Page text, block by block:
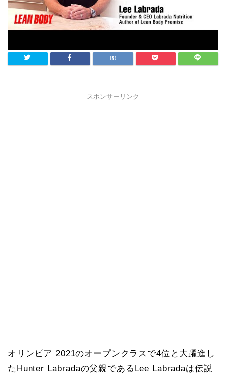
スポンサーリンク
オリンピア 2021のオープンクラスで4位と大躍進し
たHunter Labradaの父親であるLee Labradaは伝説